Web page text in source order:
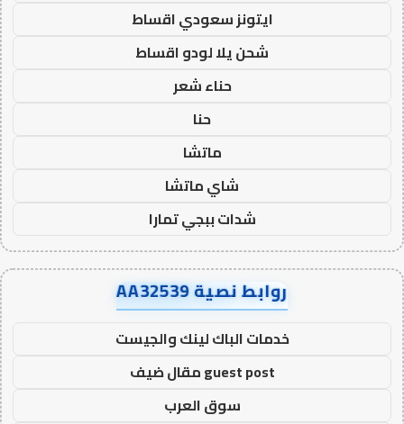
ايتونز سعودي اقساط
شحن يلا لودو اقساط
حناء شعر
حنا
ماتشا
شاي ماتشا
شدات ببجي تمارا
روابط نصية AA32539
خدمات الباك لينك والجيست
guest post مقال ضيف
سوق العرب